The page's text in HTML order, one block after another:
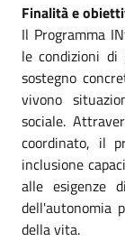
Finalità e
Il Programma
le condizioni
sostegno
vivono
sociale.
coordinato, il
inclusione
alle esigenze
dell'autonomia
della vita.